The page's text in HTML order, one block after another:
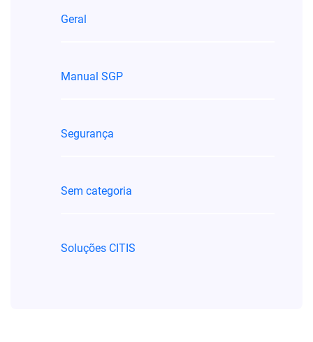
Geral
Manual SGP
Segurança
Sem categoria
Soluções CITIS